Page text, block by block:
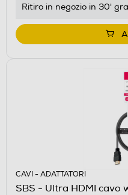
Ritiro in negozio in 30'
CAVI - ADATTATORI
SBS - Ultra HDMI cavo